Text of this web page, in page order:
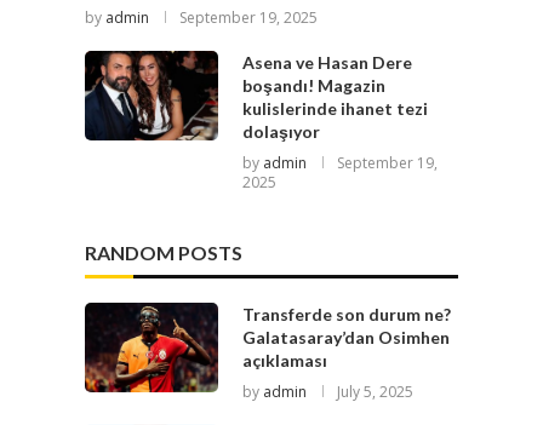
by admin September 19, 2025
Asena ve Hasan Dere
boşandı! Magazin
kulislerinde ihanet tezi
dolaşıyor
by admin
September 19,
2025
RANDOM POSTS
Transferde son durum ne?
Galatasaray’dan Osimhen
açıklaması
by admin July 5, 2025